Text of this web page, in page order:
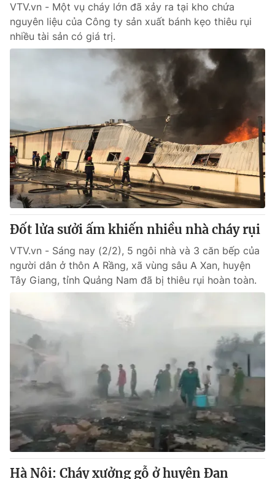
VTV.vn - Một vụ cháy lớn đã xảy ra tại kho chứa
nguyên liệu của Công ty sản xuất bánh kẹo thiêu rụi
nhiều tài sản có giá trị.
Đốt lửa sưởi ấm khiến nhiều nhà cháy rụi
VTV.vn - Sáng nay (2/2), 5 ngôi nhà và 3 căn bếp của
người dân ở thôn A Rầng, xã vùng sâu A Xan, huyện
Tây Giang, tỉnh Quảng Nam đã bị thiêu rụi hoàn toàn.
Hà Nội: Cháy xưởng gỗ ở huyện Đan